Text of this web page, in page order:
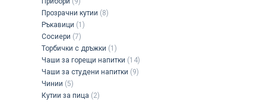
Прозрачни кутии (8)
Ръкавици (1)
Сосиери (7)
Торбички с дръжки (1)
Чаши за горещи напитки (14)
Чаши за студени напитки (9)
Чинии (5)
Кутии за пица (2)